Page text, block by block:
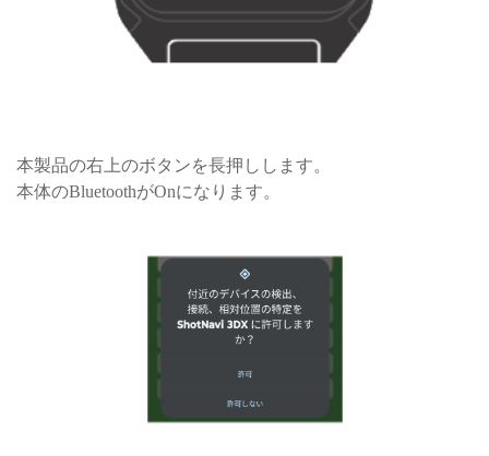
本製品の右上のボタンを長押しします。
本体のBluetoothがOnになります。